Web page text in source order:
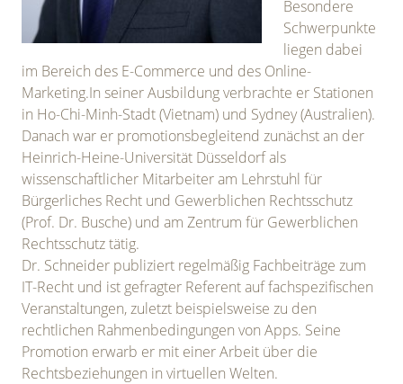
Besondere
Schwerpunkte
liegen dabei
im Bereich des E-Commerce und des Online-
Marketing.In seiner Ausbildung verbrachte er Stationen
in Ho-Chi-Minh-Stadt (Vietnam) und Sydney (Australien).
Danach war er promotionsbegleitend zunächst an der
Heinrich-Heine-Universität Düsseldorf als
wissenschaftlicher Mitarbeiter am Lehrstuhl für
Bürgerliches Recht und Gewerblichen Rechtsschutz
(Prof. Dr. Busche) und am Zentrum für Gewerblichen
Rechtsschutz tätig.
Dr. Schneider publiziert regelmäßig Fachbeiträge zum
IT-Recht und ist gefragter Referent auf fachspezifischen
Veranstaltungen, zuletzt beispielsweise zu den
rechtlichen Rahmenbedingungen von Apps. Seine
Promotion erwarb er mit einer Arbeit über die
Rechtsbeziehungen in virtuellen Welten.